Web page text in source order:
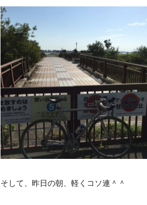
そして、昨日の朝、軽くコソ連＾＾